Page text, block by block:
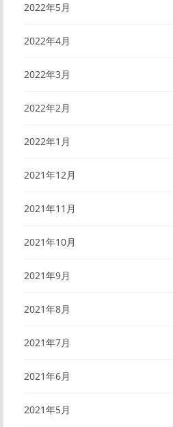
2022年5月
2022年4月
2022年3月
2022年2月
2022年1月
2021年12月
2021年11月
2021年10月
2021年9月
2021年8月
2021年7月
2021年6月
2021年5月